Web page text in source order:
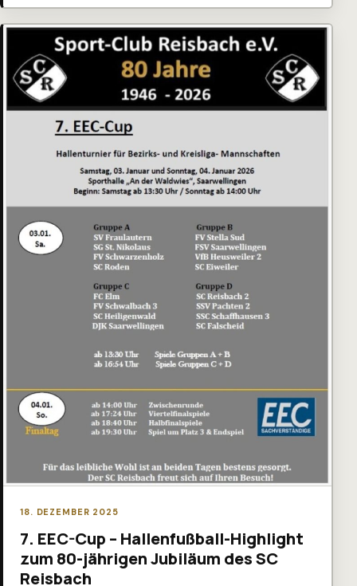
18. DEZEMBER 2025
7. EEC-Cup – Hallenfußball-Highlight
zum 80-jährigen Jubiläum des SC
Reisbach